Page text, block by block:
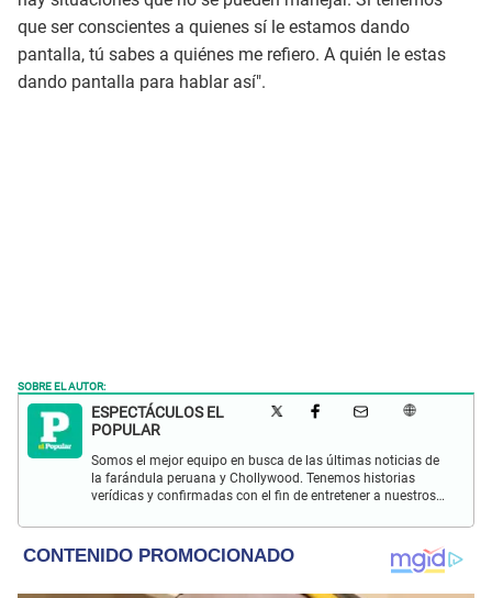
que ser conscientes a quienes sí le estamos dando
pantalla, tú sabes a quiénes me refiero. A quién le estas
dando pantalla para hablar así".
SOBRE EL AUTOR:
ESPECTÁCULOS EL
POPULAR
Somos el mejor equipo en busca de las últimas noticias de
la farándula peruana y Chollywood. Tenemos historias
verídicas y confirmadas con el fin de entretener a nuestros